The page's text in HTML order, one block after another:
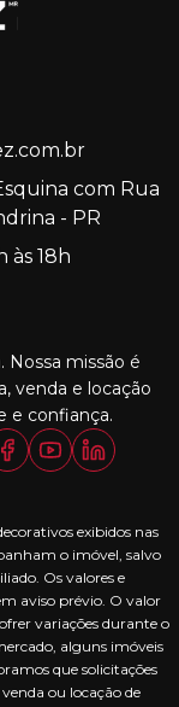
com Rua
- PR
às 18h
Nossa missão é
venda e locação
e confiança.
exibidos nas
o imóvel, salvo
Os valores e
aviso prévio. O valor
variações durante o
alguns imóveis
que solicitações
ou locação de